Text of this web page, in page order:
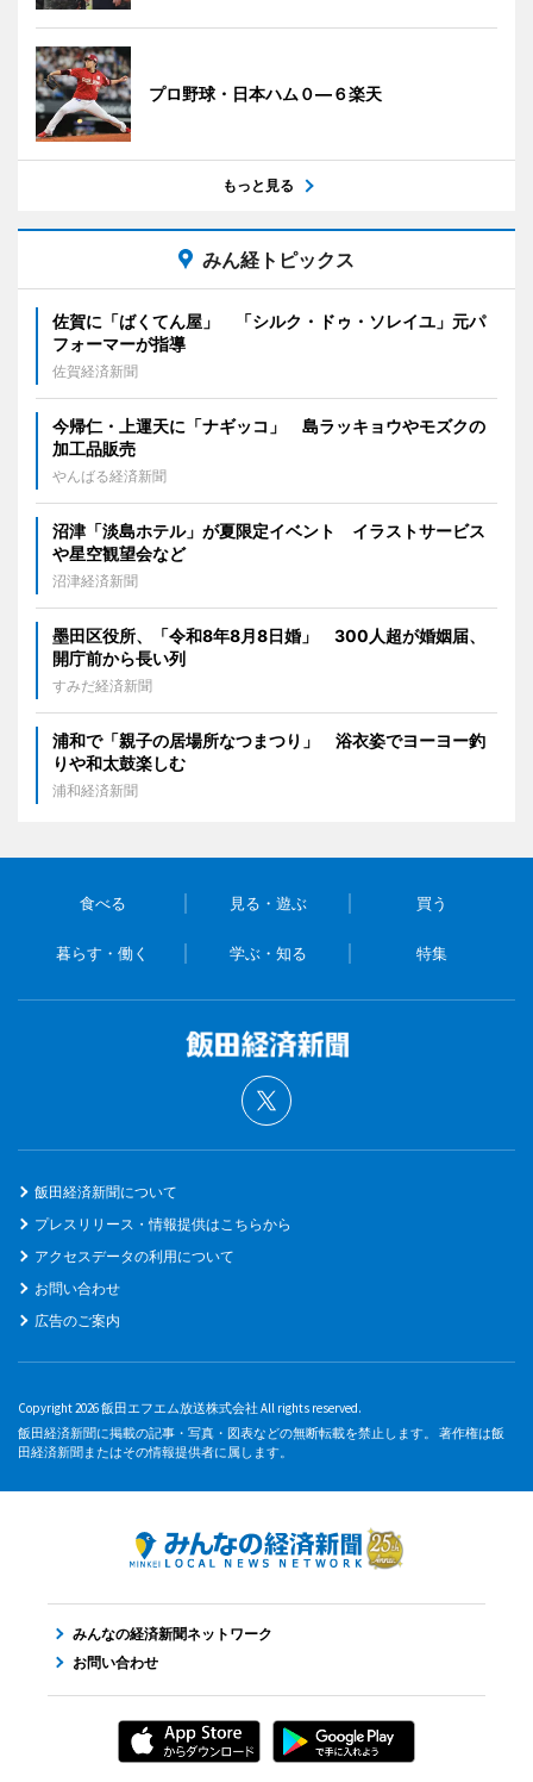
プロ野球・日本ハム０―６楽天
もっと見る
みん経トピックス
佐賀に「ばくてん屋」 「シルク・ドゥ・ソレイユ」元パ
フォーマーが指導
佐賀経済新聞
今帰仁・上運天に「ナギッコ」 島ラッキョウやモズクの
加工品販売
やんばる経済新聞
沼津「淡島ホテル」が夏限定イベント イラストサービス
や星空観望会など
沼津経済新聞
墨田区役所、「令和8年8月8日婚」 300人超が婚姻届、
開庁前から長い列
すみだ経済新聞
浦和で「親子の居場所なつまつり」 浴衣姿でヨーヨー釣
りや和太鼓楽しむ
浦和経済新聞
食べる 見る・遊ぶ 買う
暮らす・働く 学ぶ・知る 特集
飯田経済新聞について
プレスリリース・情報提供はこちらから
アクセスデータの利用について
お問い合わせ
広告のご案内
Copyright 2026 飯田エフエム放送株式会社 All rights reserved.
飯田経済新聞に掲載の記事・写真・図表などの無断転載を禁止します。 著作権は飯
田経済新聞またはその情報提供者に属します。
みんなの経済新聞ネットワーク
お問い合わせ